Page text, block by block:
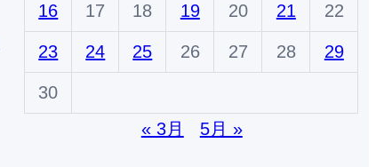
16 17 18 19 20 21 22
23 24 25 26 27 28 29
30
« 3月
5月 »